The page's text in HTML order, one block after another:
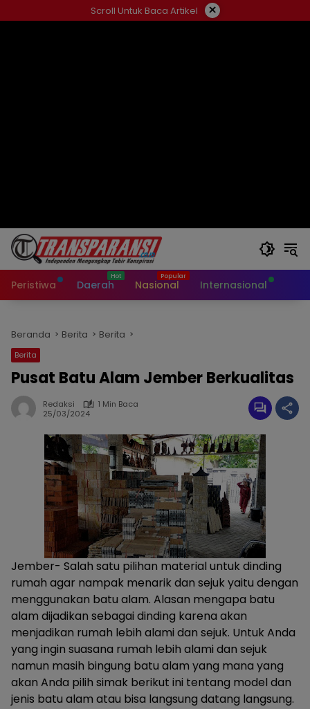
ke
Scroll Untuk Baca Artikel ×
Peristiwa Daerah Nasional Internasional
Beranda Berita Berita
Berita
Pusat Batu Alam Jember Berkualitas
Redaksi
1 Min Baca
25/03/2024
Jember- Salah satu pilihan material untuk dinding
rumah agar nampak menarik dan sejuk yaitu dengan
menggunakan batu alam. Alasan mengapa batu
alam dijadikan sebagai dinding karena akan
menjadikan rumah lebih alami dan sejuk. Untuk Anda
yang ingin suasana rumah lebih alami dan sejuk
namun masih bingung batu alam yang mana yang
akan Anda pilih simak berikut ini tentang model dan
jenis batu alam atau bisa langsung datang langsung.